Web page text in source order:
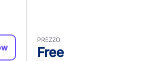
PREZZO:
Free